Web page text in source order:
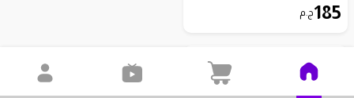
185ج.م
ديرماتيك كونسيلر لجميع أنواع